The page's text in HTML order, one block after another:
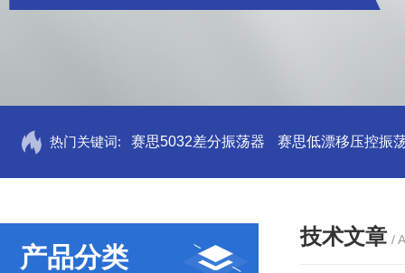
热门关键词: 赛思5032差分振荡器 赛思低漂移压控振
产品分类
技术文章 /